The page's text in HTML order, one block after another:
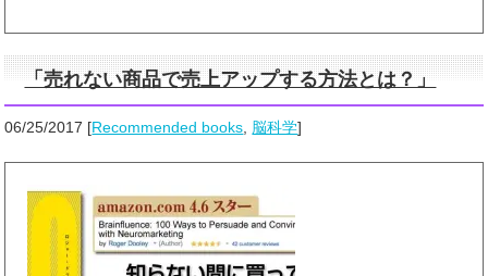
「売れない商品で売上アップする方法とは？」
06/25/2017 [Recommended books, 脳科学]